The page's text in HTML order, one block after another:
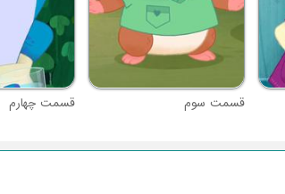
قسمت سوم قسمت چهارم